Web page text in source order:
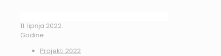
11. lipnja 2022.
Godine
Projekti 2022